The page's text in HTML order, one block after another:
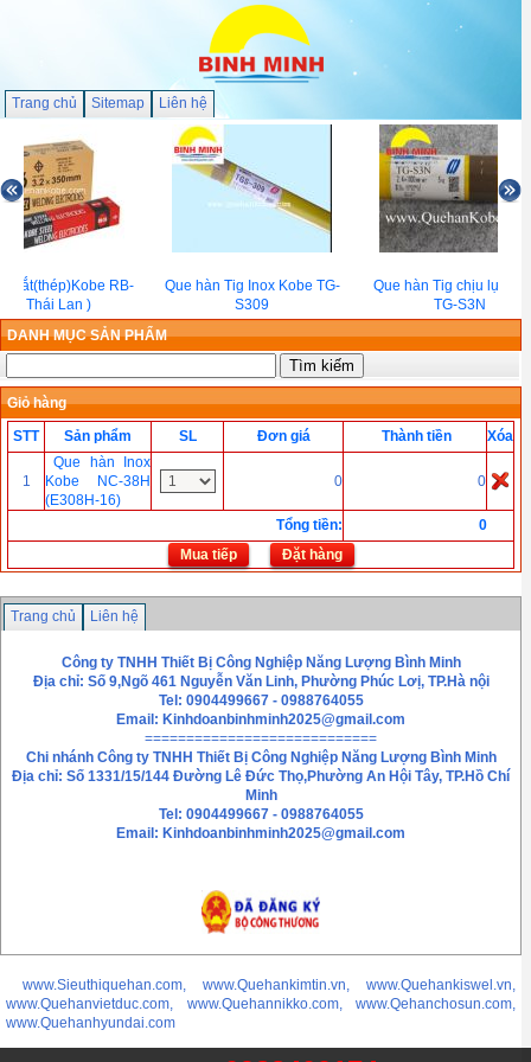
Trang chủ Sitemap Liên hệ
sắt(thép)Kobe RB-
( Thái Lan )
Que hàn Tig Inox Kobe TG-
S309
Que hàn Tig chịu lực
TG-S3N
DANH MỤC SẢN PHẨM
Giỏ hàng
STT
Sản phẩm SL Đơn giá Thành tiền Xóa
1
Que hàn Inox
Kobe NC-38H
(E308H-16)
0 0
Tổng tiền:
0
Mua tiếp
Đặt hàng
Trang chủ Liên hệ
Công ty TNHH Thiết Bị Công Nghiệp Năng Lượng Bình Minh
Địa chỉ: Số 9,Ngõ 461 Nguyễn Văn Linh, Phường Phúc Lơị, TP.Hà nội
Tel: 0904499667 - 0988764055
Email: Kinhdoanbinhminh2025@gmail.com
============================
Chi nhánh Công ty TNHH Thiết Bị Công Nghiệp Năng Lượng Bình Minh
Địa chỉ: Số 1331/15/144 Đường Lê Đức Thọ,Phường An Hội Tây, TP.Hồ Chí
Minh
Tel: 0904499667 - 0988764055
Email: Kinhdoanbinhminh2025@gmail.com
www.Sieuthiquehan.com, www.Quehankimtin.vn, www.Quehankiswel.vn,
www.Quehanvietduc.com, www.Quehannikko.com, www.Qehanchosun.com,
www.Quehanhyundai.com